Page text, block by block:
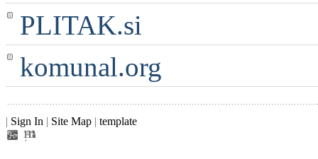
PLITAK.si
komunal.org
| Sign In | Site Map | template